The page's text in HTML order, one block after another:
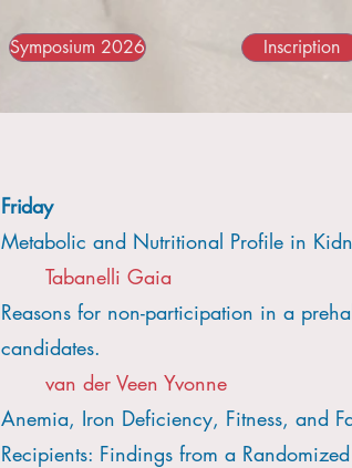
Symposium 2026 Inscription
​Friday
Metabolic and Nutritional Profile in
Tabanelli Gaia
Reasons for non-participation in a
candidates.
van der Veen Yvonne​
Anemia, Iron Deficiency, Fitness, and
Recipients: Findings from a